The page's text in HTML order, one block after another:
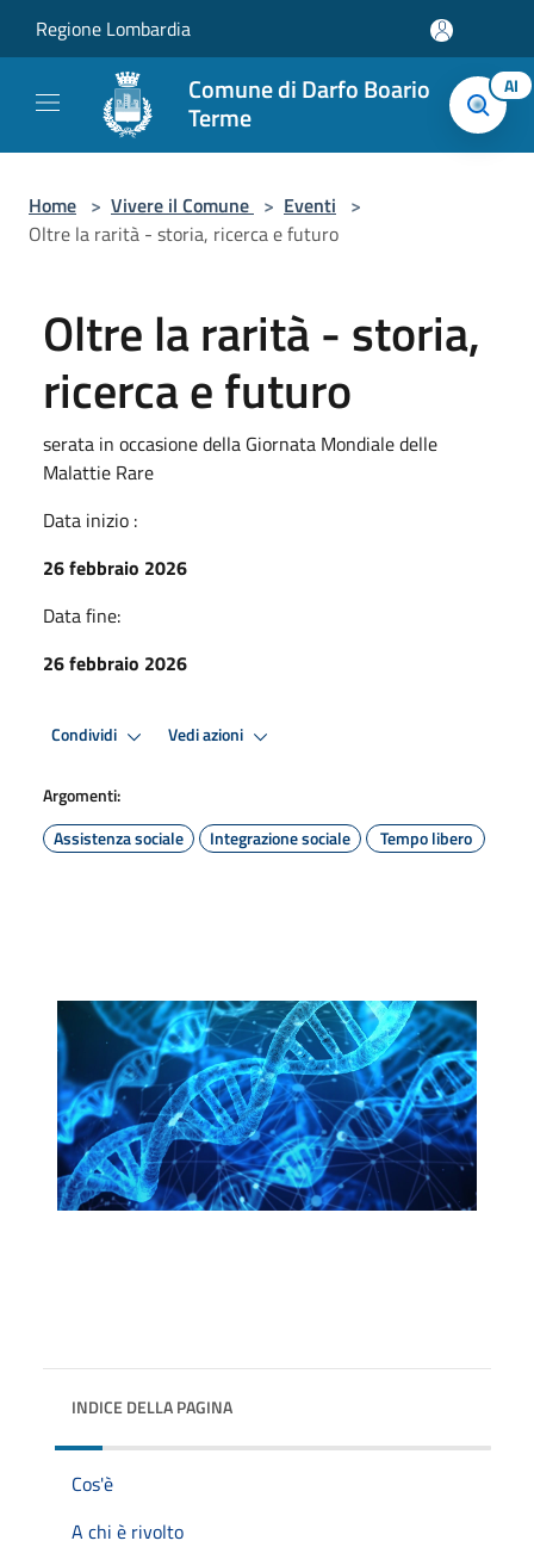
Regione Lombardia
Comune di Darfo Boario
Terme
AI
Home > Vivere il Comune > Eventi >
Oltre la rarità - storia, ricerca e futuro
Oltre la rarità - storia,
ricerca e futuro
serata in occasione della Giornata Mondiale delle
Malattie Rare
Data inizio :
26 febbraio 2026
Data fine:
26 febbraio 2026
Condividi Vedi azioni
Argomenti:
Assistenza sociale
Integrazione sociale Tempo libero
INDICE DELLA PAGINA
Cos'è
A chi è rivolto